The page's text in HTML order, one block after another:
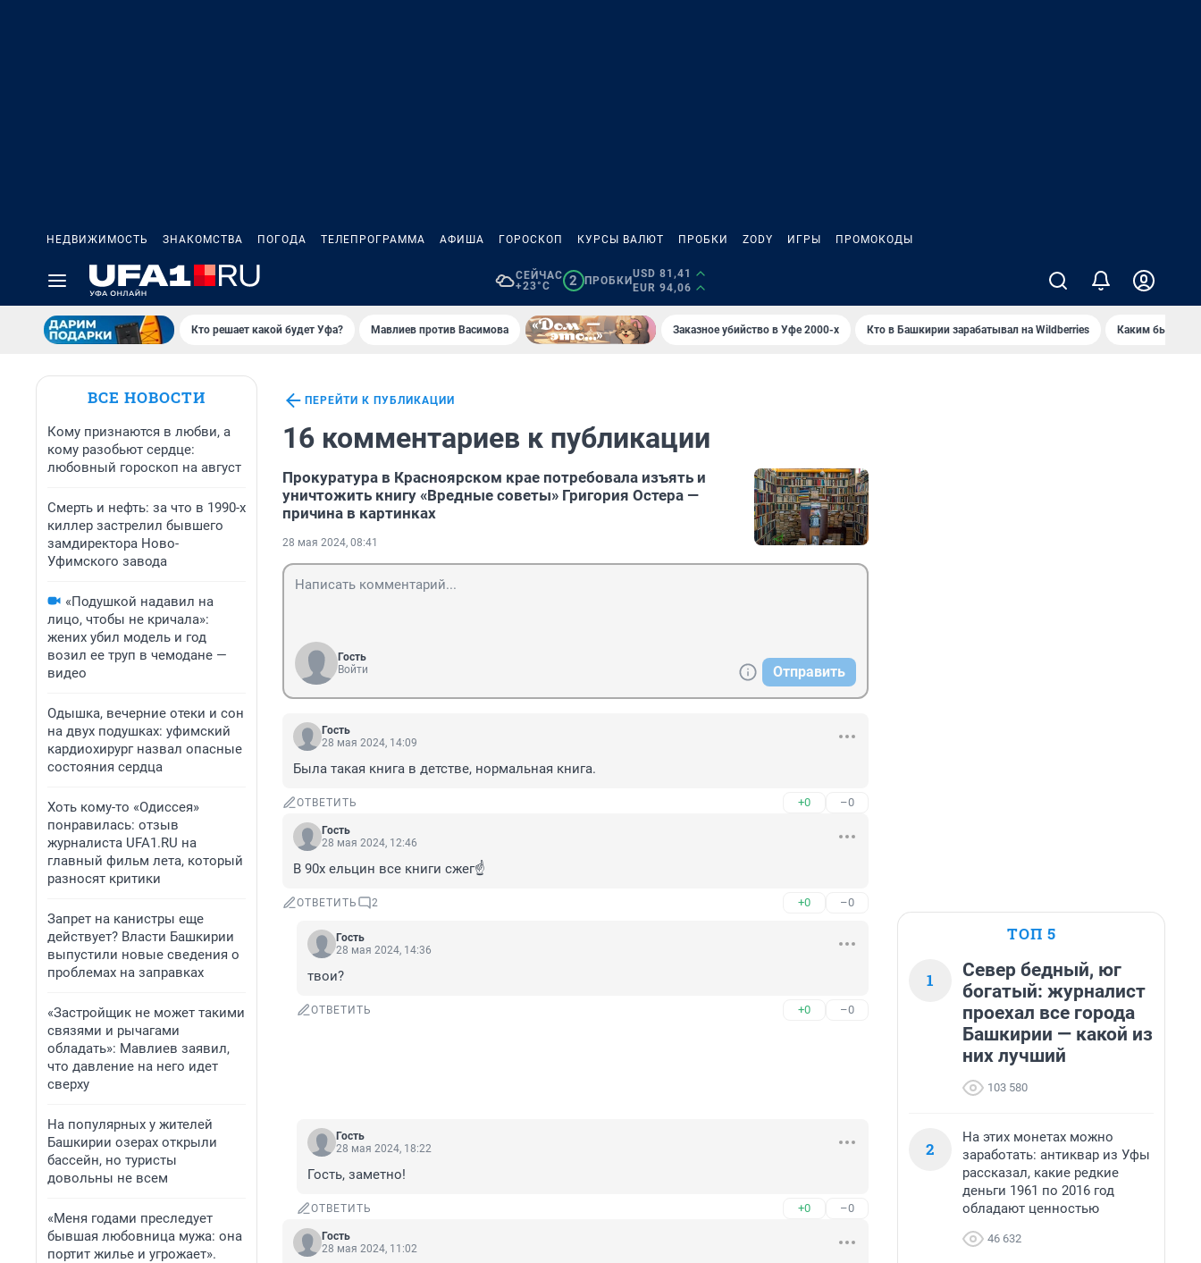
НЕДВИЖИМОСТЬ ЗНАКОМСТВА ПОГОДА ТЕЛЕПРОГРАММА АФИША ГОРОСКОП КУРСЫ ВАЛЮТ ПРОБКИ ZODY ИГРЫ ПРОМОКОДЫ
СЕЙЧАС
+23°C
2 ПРОБКИ
USD 81,41
EUR 94,06
Кто решает какой будет Уфа? Мавлиев против Васимова Заказное убийство в Уфе 2000-х Кто в Башкирии зарабатывал на Wildberries Каким было
ВСЕ НОВОСТИ
Кому признаются в любви, а
кому разобьют сердце:
любовный гороскоп на август
Смерть и нефть: за что в 1990-х
киллер застрелил бывшего
замдиректора Ново-
Уфимского завода
«Подушкой надавил на
лицо, чтобы не кричала»:
жених убил модель и год
возил ее труп в чемодане —
видео
Одышка, вечерние отеки и сон
на двух подушках: уфимский
кардиохирург назвал опасные
состояния сердца
Хоть кому-то «Одиссея»
понравилась: отзыв
журналиста UFA1.RU на
главный фильм лета, который
разносят критики
Запрет на канистры еще
действует? Власти Башкирии
выпустили новые сведения о
проблемах на заправках
«Застройщик не может такими
связями и рычагами
обладать»: Мавлиев заявил,
что давление на него идет
сверху
На популярных у жителей
Башкирии озерах открыли
бассейн, но туристы
довольны не всем
«Меня годами преследует
бывшая любовница мужа: она
портит жилье и угрожает».
ПЕРЕЙТИ К ПУБЛИКАЦИИ
16 комментариев к публикации
Прокуратура в Красноярском крае потребовала изъять и
уничтожить книгу «Вредные советы» Григория Остера —
причина в картинках
28 мая 2024, 08:41
Гость
Войти
Отправить
Гость
28 мая 2024, 14:09
Была такая книга в детстве, нормальная книга.
ОТВЕТИТЬ +0 –0
Гость
28 мая 2024, 12:46
В 90х ельцин все книги сжег☝️
ОТВЕТИТЬ 2 +0 –0
Гость
28 мая 2024, 14:36
твои?
ОТВЕТИТЬ +0 –0
Гость
28 мая 2024, 18:22
Гость, заметно!
ОТВЕТИТЬ +0 –0
Гость
28 мая 2024, 11:02
ТОП 5
1
Север бедный, юг
богатый: журналист
проехал все города
Башкирии — какой из
них лучший
103 580
2
На этих монетах можно
заработать: антиквар из Уфы
рассказал, какие редкие
деньги 1961 по 2016 год
обладают ценностью
46 632